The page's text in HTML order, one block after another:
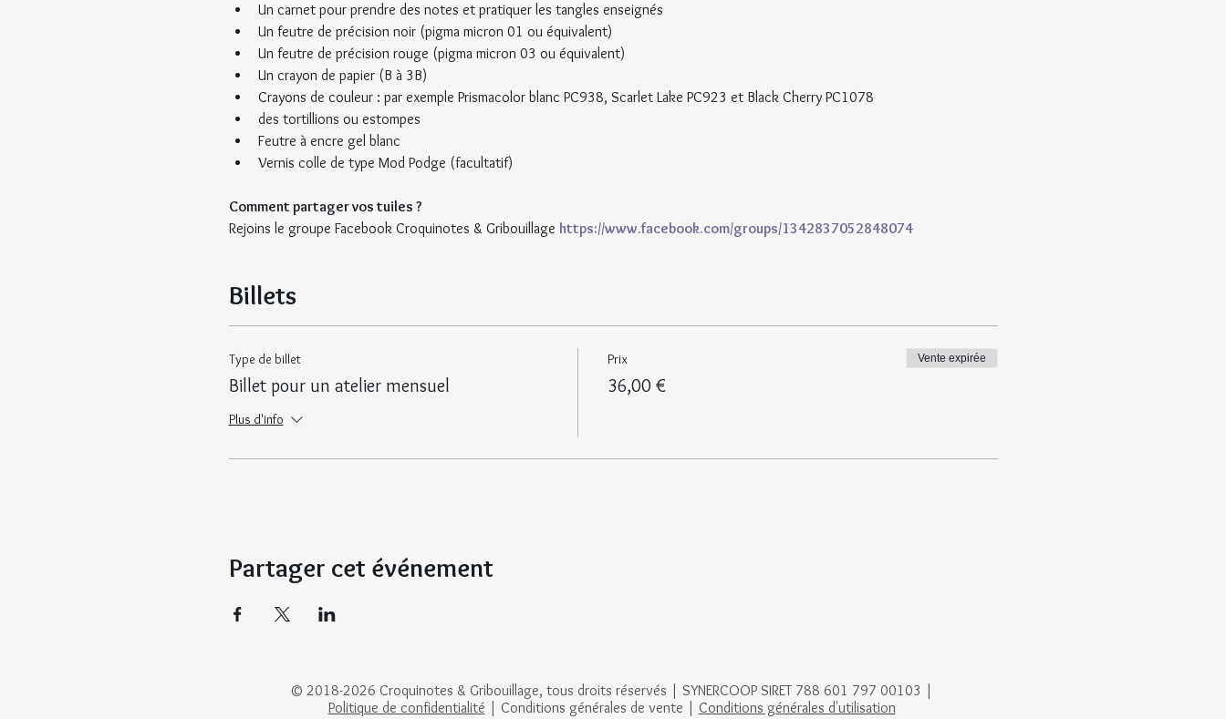
Un carnet pour prendre des notes et pratiquer les tangles enseignés
Un feutre de précision noir (pigma micron 01 ou équivalent)
Un feutre de précision rouge (pigma micron 03 ou équivalent)
Un crayon de papier (B à 3B)
Crayons de couleur : par exemple Prismacolor blanc PC938, Scarlet Lake PC923 et Black Cherry PC1078
des tortillions ou estompes
Feutre à encre gel blanc
Vernis colle de type Mod Podge (facultatif)
Comment partager vos tuiles ?
Rejoins le groupe Facebook Croquinotes & Gribouillage https://www.facebook.com/groups/1342837052848074
Billets
Type de billet
Billet pour un atelier mensuel
Plus d'info
Prix
36,00 €
Vente expirée
Partager cet événement
© 2018-2026 Croquinotes & Gribouillage, tous droits réservés | SYNERCOOP SIRET 788 601 797 00103 |
Politique de confidentialité | Conditions générales de vente | Conditions générales d'utilisation